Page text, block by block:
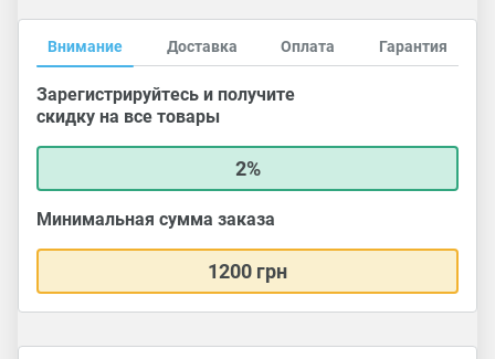
Внимание Доставка Оплата Гарантия
Зарегистрируйтесь и получите
скидку на все товары
2%
Минимальная сумма заказа
1200 грн